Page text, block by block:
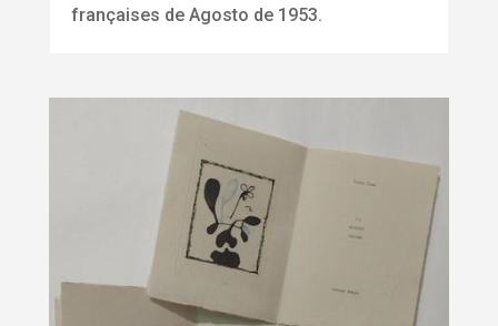
françaises de Agosto de 1953.